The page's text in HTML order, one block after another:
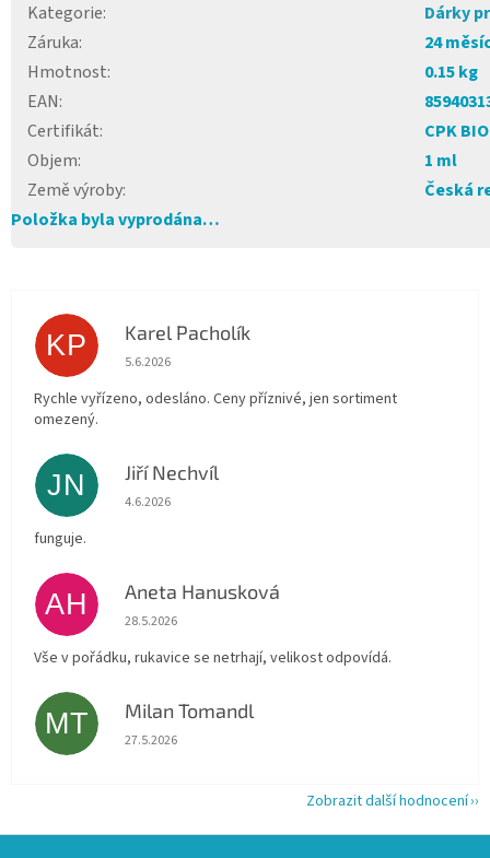
Kategorie:
Dárky
Záruka:
24
Hmotnost:
0.15 kg
EAN:
Certifikát:
CPK BIO
Objem:
1 ml
Země výroby:
Česká
Položka byla vyprodána…
KP Karel Pacholík
Hodnocení obchodu je 4 z 5 hvězdiček.
5.6.2026
Rychle vyřízeno, odesláno. Ceny příznivé, jen sortiment
omezený.
JN Jiří Nechvíl
Hodnocení obchodu je 5 z 5 hvězdiček.
4.6.2026
funguje.
AH Aneta Hanusková
Hodnocení obchodu je 5 z 5 hvězdiček.
28.5.2026
Vše v pořádku, rukavice se netrhají, velikost odpovídá.
MT Milan Tomandl
Hodnocení obchodu je 5 z 5 hvězdiček.
27.5.2026
Zobrazit další hodnocení